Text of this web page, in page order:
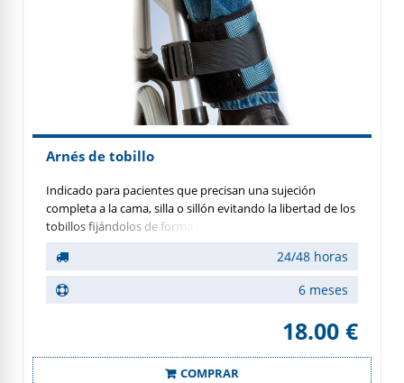
Arnés de tobillo
Indicado para pacientes que precisan una sujeción
completa a la cama, silla o sillón evitando la libertad de los
tobillos fijándolos de forma relajada o firme pudiendo
utilizar un solo tobillo o ambos.
24/48 horas
6 meses
18.00 €
COMPRAR